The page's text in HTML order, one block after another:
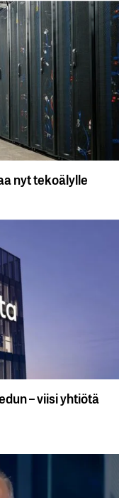
nyt tekoälylle
– viisi yhtiötä